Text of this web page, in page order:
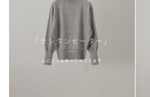
「ランタンセーター」
心に小さなあかりが灯ります